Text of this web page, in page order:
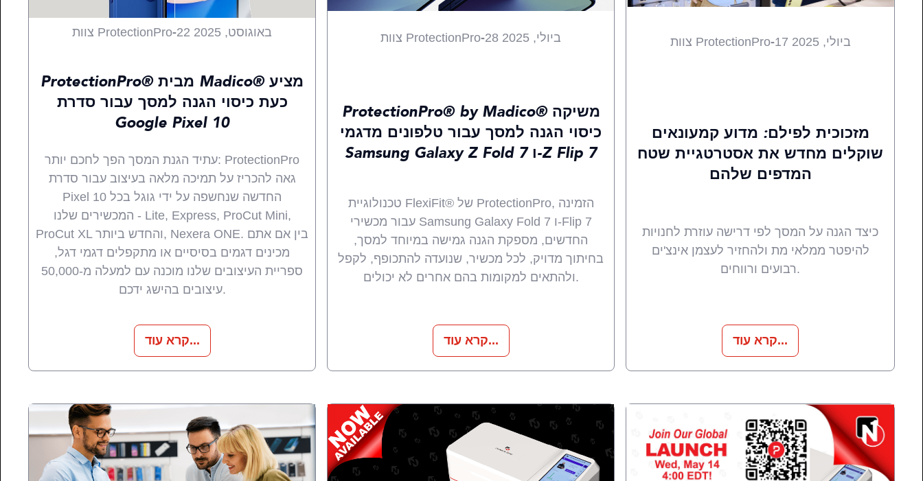
צוות ProtectionPro-
22 באוגוסט, 2025
ProtectionPro® מבית Madico® מציע
כעת כיסוי הגנה למסך עבור סדרת
Google Pixel 10
עתיד הגנת המסך הפך לחכם יותר: ProtectionPro
גאה להכריז על תמיכה מלאה בעיצוב עבור סדרת
Pixel 10 החדשה שנחשפה על ידי גוגל בכל
המכשירים שלנו - Lite, Express, ProCut Mini,
ProCut XL והחדש ביותר, Nexera ONE. בין אם אתם
מכינים דגמים בסיסיים או מתקפלים דגמי דגל,
ספריית העיצובים שלנו מוכנה עם למעלה מ-50,000
עיצובים בהישג ידכם.
קרא עוד...
צוות ProtectionPro- 28 ביולי, 2025
ProtectionPro® by Madico® משיקה
כיסוי הגנה למסך עבור טלפונים מדגמי
Samsung Galaxy Z Fold 7 ו-Z Flip 7
טכנולוגיית FlexiFit® של ProtectionPro, הזמינה
עבור מכשירי Samsung Galaxy Fold 7 ו-Flip 7
החדשים, מספקת הגנה גמישה במיוחד למסך,
בחיתוך מדויק, לכל מכשיר, שנועדה להתכופף, לקפל
ולהתאים למקומות בהם אחרים לא יכולים.
קרא עוד...
צוות ProtectionPro- 17 ביולי, 2025
מזכוכית לפילם: מדוע קמעונאים
שוקלים מחדש את אסטרטגיית שטח
המדפים שלהם
כיצד הגנה על המסך לפי דרישה עוזרת לחנויות
להיפטר ממלאי מת ולהחזיר לעצמן אינצ'ים
רבועים ורווחים.
קרא עוד...